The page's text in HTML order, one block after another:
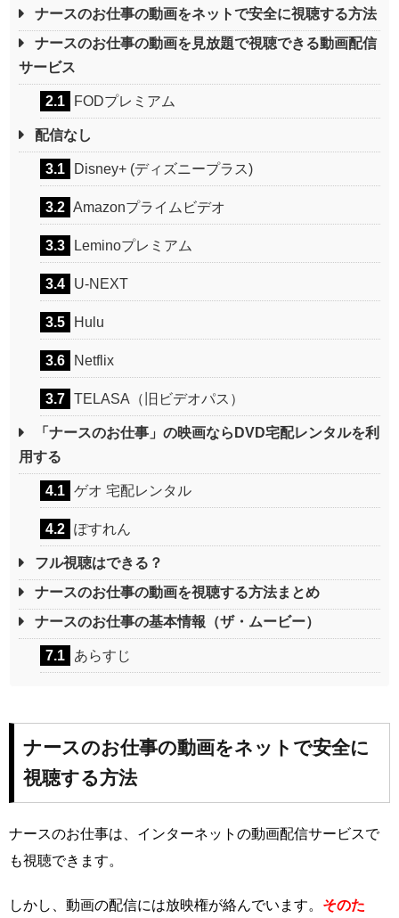
ナースのお仕事の動画をネットで安全に視聴する方法
ナースのお仕事の動画を見放題で視聴できる動画配信
サービス
2.1 FODプレミアム
配信なし
3.1 Disney+ (ディズニープラス)
3.2 Amazonプライムビデオ
3.3 Leminoプレミアム
3.4 U-NEXT
3.5 Hulu
3.6 Netflix
3.7 TELASA（旧ビデオパス）
「ナースのお仕事」の映画ならDVD宅配レンタルを利
用する
4.1 ゲオ 宅配レンタル
4.2 ぽすれん
フル視聴はできる？
ナースのお仕事の動画を視聴する方法まとめ
ナースのお仕事の基本情報（ザ・ムービー）
7.1 あらすじ
ナースのお仕事の動画をネットで安全に
視聴する方法
ナースのお仕事は、インターネットの動画配信サービスで
も視聴できます。
しかし、動画の配信には放映権が絡んでいます。 そのた